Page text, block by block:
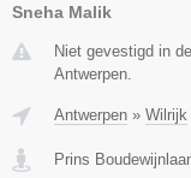
Sneha Malik
Niet gevestigd in
Antwerpen.
Antwerpen » Wilrijk
Prins